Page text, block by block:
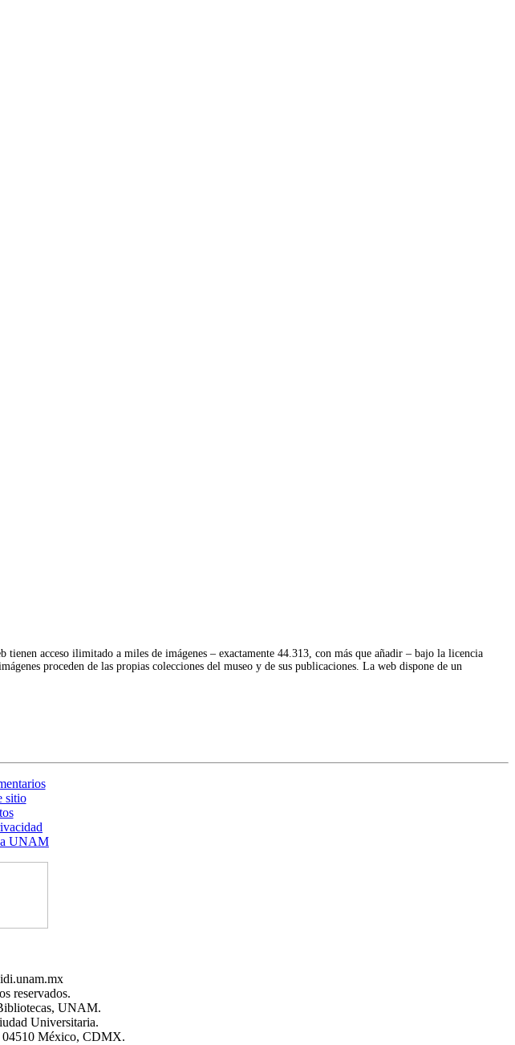
acceso ilimitado a miles de imágenes – exactamente 44.313, con más que añadir – bajo la licencia
proceden de las propias colecciones del museo y de sus publicaciones. La web dispone de un
sitio
UNAM
reservados.
UNAM.
Universitaria.
04510 México, CDMX.